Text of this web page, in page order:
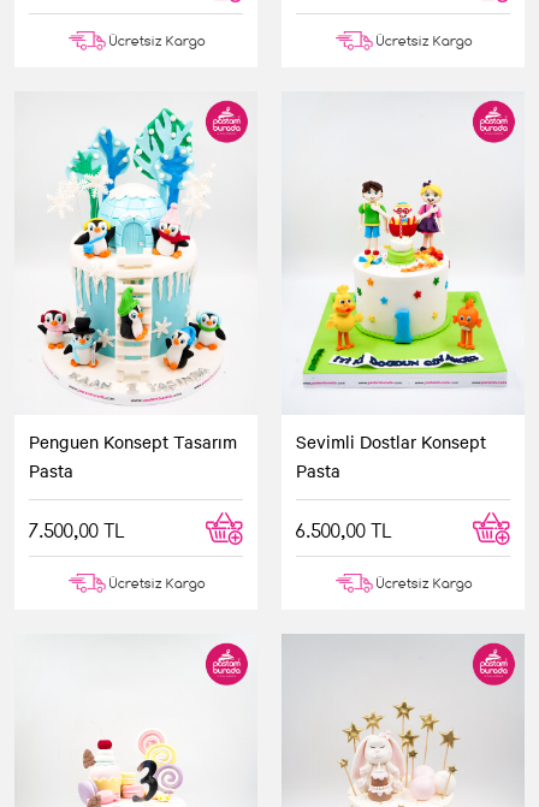
Ücretsiz Kargo Ücretsiz Kargo
Penguen Konsept Tasarım
Pasta
7.500,00 TL
Ücretsiz Kargo
Sevimli Dostlar Konsept
Pasta
6.500,00 TL
Ücretsiz Kargo